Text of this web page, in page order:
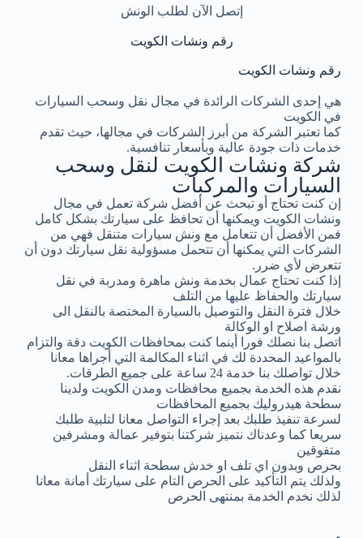
إتصل الآن لطلب الونش
رقم ونشات الكويت
رقم ونشات الكويت
هي إحدى الشركات الرائدة في مجال نقل وسحب السيارات
في الكويت
كما تعتبر الشركة من أبرز الشركات في مجالها، حيث تقدم
خدمات ذات جودة عالية وبأسعار تنافسية.
شركة ونشات الكويت لنقل وسحب
السيارات والمركبات
إن كنت تحتاج أو تبحث عن أفضل شركة تعمل في مجال
ونشات الكويت ويمكنها أن تحافظ على سيارتك بشكل كامل
فمن الأفضل أن تتعامل مع ونش سيارات متنقل فهي من
الشركات التي يمكنها أن تتحمل مسؤولية نقل سيارتك دون أن
تتعرض لأي ضرر.
إذا كنت تحتاج عمال بخدمة ونش ماهرة ومدربة في نقل
سيارتك والحفاظ عليها من التلف
خلال فترة النقل والتوصيل بالسيارة المختصة بالنقل الى
ورشة اصلاح او الوكالة
اتصل بنا نصلك فورا أينما كنت بمحافظات الكويت دقة والتزام
بالمواعيد المحددة لك في اثناء المكالمة التي أجراها معانا
خلال تواصلك بنا خدمة 24 ساعة على جميع الطرقات.
نقدم هذه الخدمة بجميع محافظات ومدن الكويت ولدينا
سطحة هيدروليك بجميع المحافظات
لسرعة تنفيذ طلبك بعد إجراء التواصل معانا لتلبية طلبك
سريعا كما وعدناك نتميز شركتنا بتوفير عمالة ومشرفين
متفوقين
بحرص وبدون اي تلف او خدش سطحة اثناء النقل
ولذلك يتم التأكيد على الحرص التام على سيارتك أمانة معانا
لذلك نخدم الخدمة بمنتهى الحرص